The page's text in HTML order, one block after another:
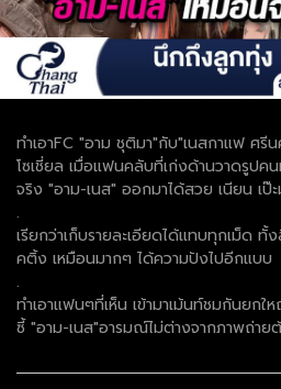
ทำเอาFC "อาม ชุติมา"กับ"เนสกาแฟ ศ
โซเชี่ยล เมื่อแฟนคลับที่เก่งด้านวาดรูป
จริง "อาม-เนส" ออกมาได้สวย เนียน เป๊
.
เรียกว่าเก็บรายละเอียดได้แทบทุกเม็ด
คติ้ง เหมือนมากๆ ได้ความปังไปอีกแบบ
.
ทำเอาแฟนๆที่เห็น เข้ามาเม้นท์ชมกันยก
ซี้ "อาม-เนส"อารมณ์ไม่ต่างจากภาพถ่าย